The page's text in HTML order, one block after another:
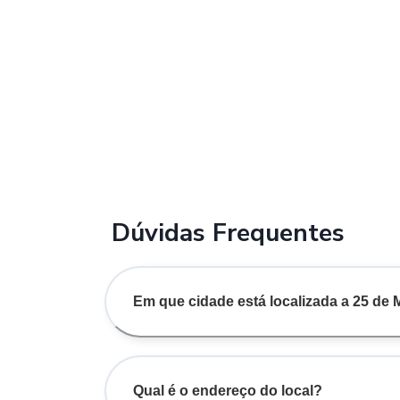
Dúvidas Frequentes
Em que cidade está localizada a 25 de
Qual é o endereço do local?